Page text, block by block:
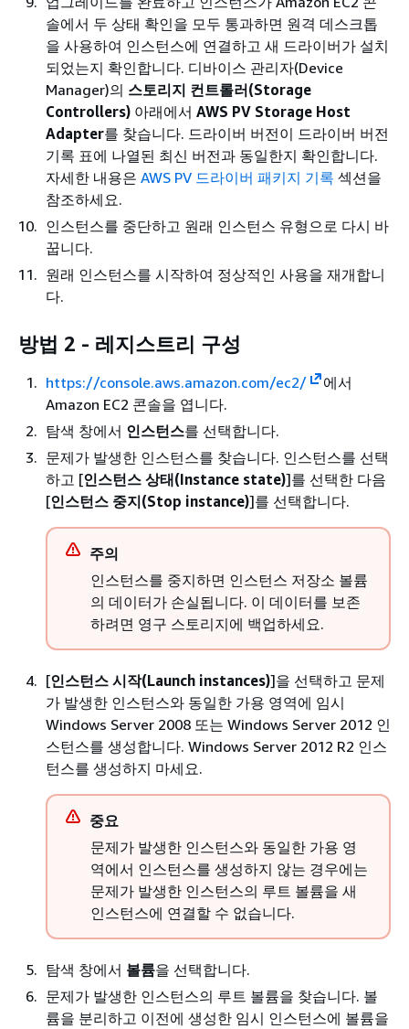
솔에서 두 상태 확인을 모두 통과하면 원격 데스크톱
을 사용하여 인스턴스에 연결하고 새 드라이버가 설치
되었는지 확인합니다. 디바이스 관리자(Device
Manager)의 스토리지 컨트롤러(Storage
Controllers) 아래에서 AWS PV Storage Host
Adapter를 찾습니다. 드라이버 버전이 드라이버 버전
기록 표에 나열된 최신 버전과 동일한지 확인합니다.
자세한 내용은 AWS PV 드라이버 패키지 기록 섹션을
참조하세요.
인스턴스를 중단하고 원래 인스턴스 유형으로 다시 바
꿉니다.
원래 인스턴스를 시작하여 정상적인 사용을 재개합니
다.
방법 2 - 레지스트리 구성
https://console.aws.amazon.com/ec2/
에서
Amazon EC2 콘솔을 엽니다.
탐색 창에서 인스턴스를 선택합니다.
문제가 발생한 인스턴스를 찾습니다. 인스턴스를 선택
하고 [인스턴스 상태(Instance state)]를 선택한 다음
[인스턴스 중지(Stop instance)]를 선택합니다.
주의
인스턴스를 중지하면 인스턴스 저장소 볼륨
의 데이터가 손실됩니다. 이 데이터를 보존
하려면 영구 스토리지에 백업하세요.
[인스턴스 시작(Launch instances)]을 선택하고 문제
가 발생한 인스턴스와 동일한 가용 영역에 임시
Windows Server 2008 또는 Windows Server 2012 인
스턴스를 생성합니다. Windows Server 2012 R2 인스
턴스를 생성하지 마세요.
중요
문제가 발생한 인스턴스와 동일한 가용 영
역에서 인스턴스를 생성하지 않는 경우에는
문제가 발생한 인스턴스의 루트 볼륨을 새
인스턴스에 연결할 수 없습니다.
탐색 창에서 볼륨을 선택합니다.
문제가 발생한 인스턴스의 루트 볼륨을 찾습니다. 볼
륨을 분리하고 이전에 생성한 임시 인스턴스에 볼륨을